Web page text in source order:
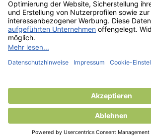
erio FRESH GmbH & Co. KG
Stader Landstr. 7
28719 Bremen
+49 (0) 421 169 817 80
© 2013 -2026erio FRESH GmbH & Co. KG
Product added to compare.